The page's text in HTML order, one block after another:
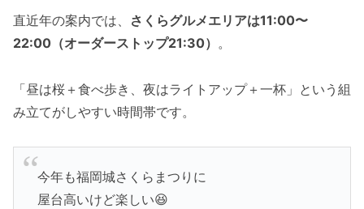
直近年の案内では、 さくらグルメエリアは11:00〜
22:00（オーダーストップ21:30） 。
「昼は桜＋食べ歩き、夜はライトアップ＋一杯」という組
み立てがしやすい時間帯です。
今年も福岡城さくらまつりに
屋台高いけど楽しい😆